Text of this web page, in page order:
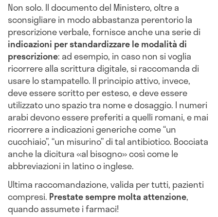
Non solo. Il documento del Ministero, oltre a
sconsigliare in modo abbastanza perentorio la
prescrizione verbale, fornisce anche una serie di
indicazioni per standardizzare le modalità di
prescrizione: ad esempio, in caso non si voglia
ricorrere alla scrittura digitale, si raccomanda di
usare lo stampatello. Il principio attivo, invece,
deve essere scritto per esteso, e deve essere
utilizzato uno spazio tra nome e dosaggio. I numeri
arabi devono essere preferiti a quelli romani, e mai
ricorrere a indicazioni generiche come “un
cucchiaio”, “un misurino” di tal antibiotico. Bocciata
anche la dicitura «al bisogno» così come le
abbreviazioni in latino o inglese.
Ultima raccomandazione, valida per tutti, pazienti
compresi. Prestate sempre molta attenzione,
quando assumete i farmaci!